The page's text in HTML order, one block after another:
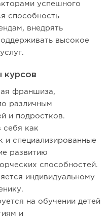
успешного
способность
внедрять
высокое
курсов
франшиза,
различным
и подростков.
себя как
специализированные
развитию
способностей.
индивидуальному
на обучении детей
и